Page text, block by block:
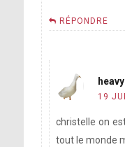
RÉPONDRE
19
christelle on
tout le monde